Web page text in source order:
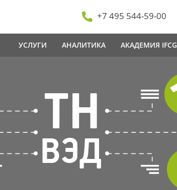
+7 495 544-59-00
УСЛУГИ АНАЛИТИКА АКАДЕМИЯ IFCG